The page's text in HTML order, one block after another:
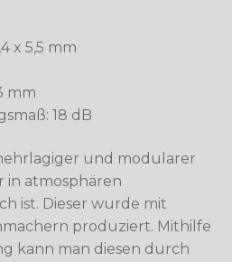
x 5,5 mm
mm
18 dB
und modularer
in atmosphären
ist. Dieser wurde mit
produziert. Mithilfe
kann man diesen durch